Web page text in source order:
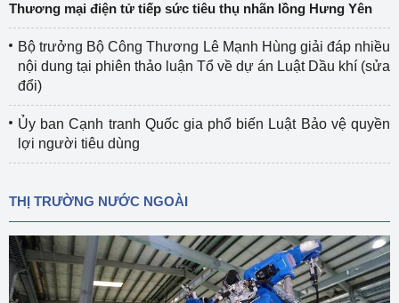
Thương mại điện tử tiếp sức tiêu thụ nhãn lồng Hưng Yên
Bộ trưởng Bộ Công Thương Lê Mạnh Hùng giải đáp nhiều
nội dung tại phiên thảo luận Tổ về dự án Luật Dầu khí (sửa
đổi)
Ủy ban Cạnh tranh Quốc gia phổ biến Luật Bảo vệ quyền
lợi người tiêu dùng
THỊ TRƯỜNG NƯỚC NGOÀI